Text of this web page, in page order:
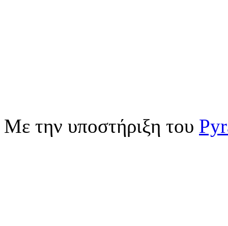
Με την υποστήριξη του